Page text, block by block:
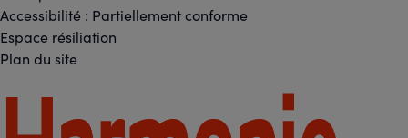
sociaux
-
Liens
légaux
Accessibilité : Partiellement conforme
Espace résiliation
Plan du site
Footer